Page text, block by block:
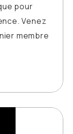
pour
Venez
membre